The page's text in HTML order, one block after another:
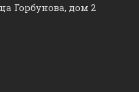
Горбунова, дом 2